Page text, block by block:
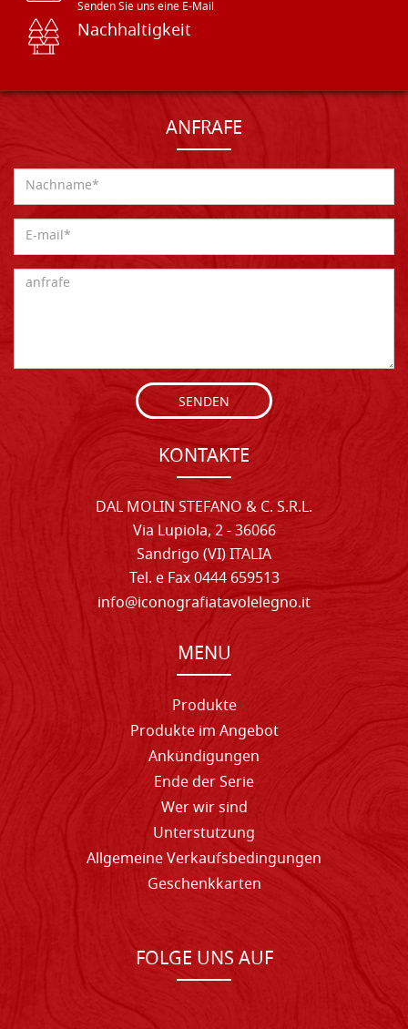
Senden Sie uns eine E-Mail
Nachhaltigkeit
ANFRAFE
SENDEN
KONTAKTE
DAL MOLIN STEFANO & C. S.R.L.
Via Lupiola, 2 - 36066
Sandrigo (VI) ITALIA
Tel. e Fax 0444 659513
info@iconografiatavolelegno.it
MENU
Produkte
Produkte im Angebot
Ankündigungen
Ende der Serie
Wer wir sind
Unterstutzung
Allgemeine Verkaufsbedingungen
Geschenkkarten
FOLGE UNS AUF